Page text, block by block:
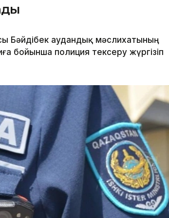
Бәйдібек аудандық мәслихатының
бойынша полиция тексеру жүргізіп